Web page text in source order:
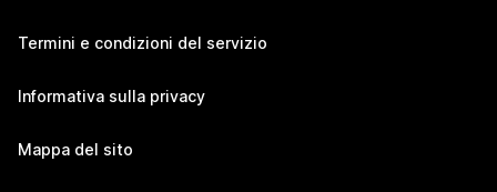
Termini e condizioni del servizio
Informativa sulla privacy
Mappa del sito